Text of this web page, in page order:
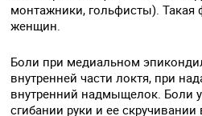
монтажники, гольфисты). Такая
женщин.
Боли при медиальном
внутренней части локтя, при
внутренний надмыщелок. Боли
сгибании руки и ее скручивании